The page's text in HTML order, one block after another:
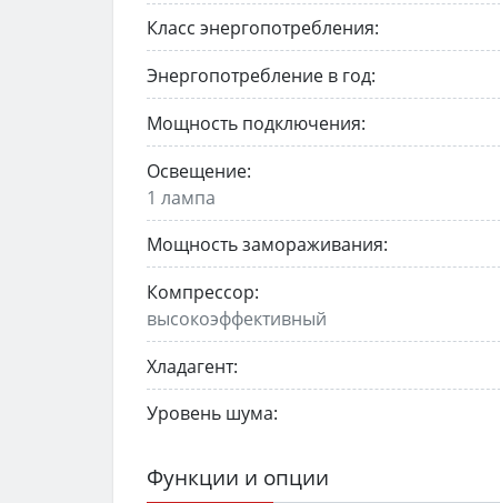
Класс энергопотребления:
Энергопотребление в год:
Мощность подключения:
Освещение:
1 лампа
Мощность замораживания:
Компрессор:
высокоэффективный
Хладагент:
Уровень шума:
Функции и опции